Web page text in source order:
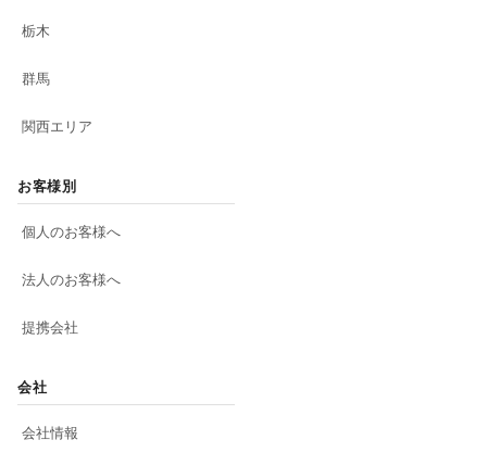
栃木
群馬
関西エリア
お客様別
個人のお客様へ
法人のお客様へ
提携会社
会社
会社情報